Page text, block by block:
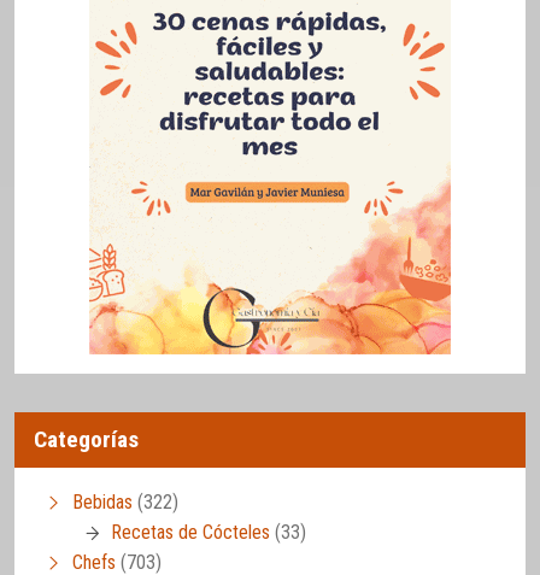
Categorías
Bebidas (322)
Recetas de Cócteles (33)
Chefs (703)